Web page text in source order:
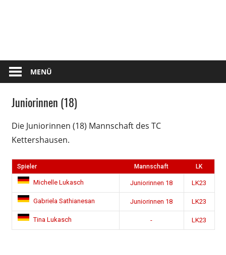
MENÜ
Juniorinnen (18)
Die Juniorinnen (18) Mannschaft des TC
Kettershausen.
Spieler Mannschaft LK
Michelle Lukasch Juniorinnen 18 LK23
Gabriela Sathianesan Juniorinnen 18 LK23
Tina Lukasch - LK23